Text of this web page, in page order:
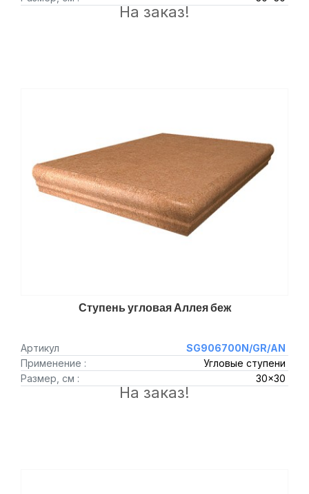
На заказ!
Ступень угловая Аллея беж
Артикул
SG906700N/GR/AN
Применение :
Угловые ступени
Размер, см :
30x30
На заказ!